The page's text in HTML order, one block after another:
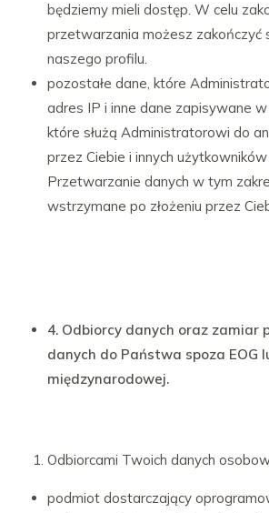
będziemy mieli dostęp. W celu
przetwarzania możesz zakończyć
naszego profilu.
pozostałe dane, które
adres IP i inne dane zapisywane w
które służą Administratorowi do
przez Ciebie i innych użytkowników
Przetwarzanie danych w tym
wstrzymane po złożeniu przez
4. Odbiorcy danych oraz zamiar
danych do Państwa spoza EOG
międzynarodowej.
Odbiorcami Twoich danych
podmiot dostarczający